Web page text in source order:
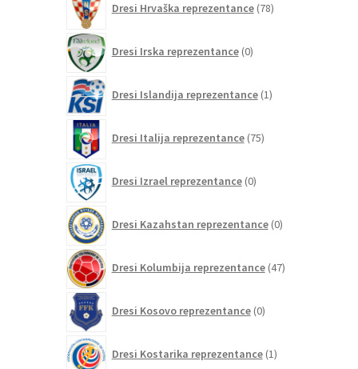
Dresi Hrvaška reprezentance 78izdelkov
Dresi Irska reprezentance 0izdelkov
Dresi Islandija reprezentance 1izdelek
Dresi Italija reprezentance 75izdelkov
Dresi Izrael reprezentance 0izdelkov
Dresi Kazahstan reprezentance 0izdelkov
Dresi Kolumbija reprezentance 47izdelkov
Dresi Kosovo reprezentance 0izdelkov
Dresi Kostarika reprezentance 1izdelek